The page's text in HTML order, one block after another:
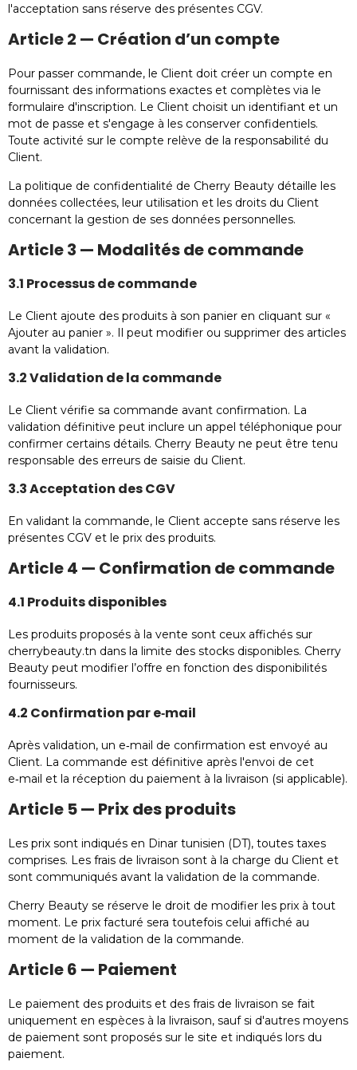
l'acceptation sans réserve des présentes CGV.
Article 2 — Création d’un compte
Pour passer commande, le Client doit créer un compte en
fournissant des informations exactes et complètes via le
formulaire d'inscription. Le Client choisit un identifiant et un
mot de passe et s'engage à les conserver confidentiels.
Toute activité sur le compte relève de la responsabilité du
Client.
La politique de confidentialité de Cherry Beauty détaille les
données collectées, leur utilisation et les droits du Client
concernant la gestion de ses données personnelles.
Article 3 — Modalités de commande
3.1 Processus de commande
Le Client ajoute des produits à son panier en cliquant sur «
Ajouter au panier ». Il peut modifier ou supprimer des articles
avant la validation.
3.2 Validation de la commande
Le Client vérifie sa commande avant confirmation. La
validation définitive peut inclure un appel téléphonique pour
confirmer certains détails. Cherry Beauty ne peut être tenu
responsable des erreurs de saisie du Client.
3.3 Acceptation des CGV
En validant la commande, le Client accepte sans réserve les
présentes CGV et le prix des produits.
Article 4 — Confirmation de commande
4.1 Produits disponibles
Les produits proposés à la vente sont ceux affichés sur
cherrybeauty.tn dans la limite des stocks disponibles. Cherry
Beauty peut modifier l’offre en fonction des disponibilités
fournisseurs.
4.2 Confirmation par e‑mail
Après validation, un e‑mail de confirmation est envoyé au
Client. La commande est définitive après l'envoi de cet
e‑mail et la réception du paiement à la livraison (si applicable).
Article 5 — Prix des produits
Les prix sont indiqués en Dinar tunisien (DT), toutes taxes
comprises. Les frais de livraison sont à la charge du Client et
sont communiqués avant la validation de la commande.
Cherry Beauty se réserve le droit de modifier les prix à tout
moment. Le prix facturé sera toutefois celui affiché au
moment de la validation de la commande.
Article 6 — Paiement
Le paiement des produits et des frais de livraison se fait
uniquement en espèces à la livraison, sauf si d'autres moyens
de paiement sont proposés sur le site et indiqués lors du
paiement.